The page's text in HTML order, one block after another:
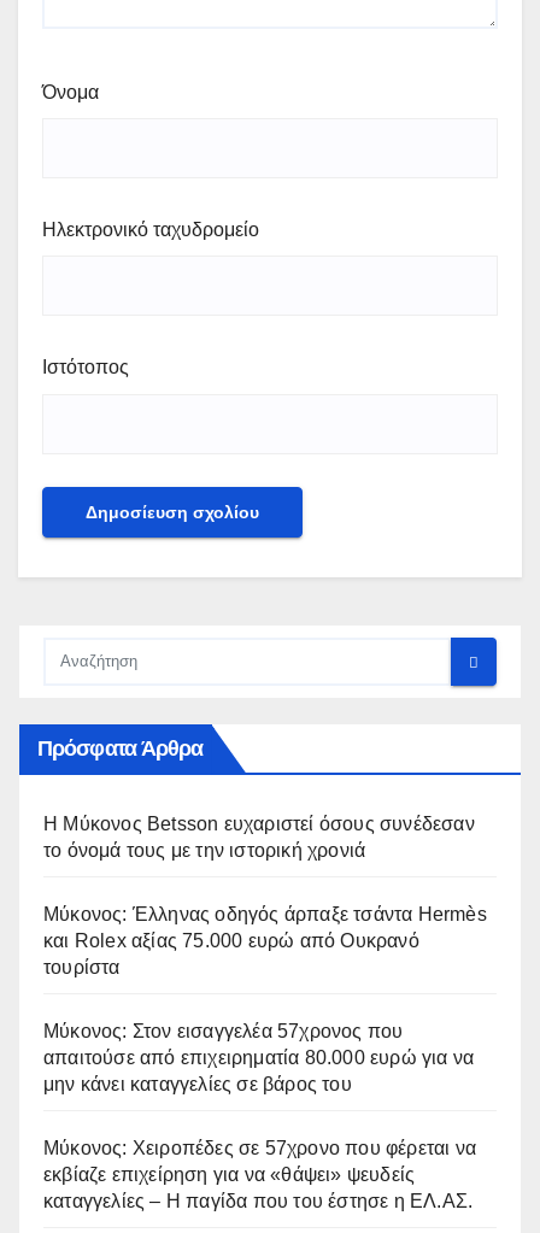
Όνομα
Ηλεκτρονικό ταχυδρομείο
Ιστότοπος
Πρόσφατα Άρθρα
Η Μύκονος Betsson ευχαριστεί όσους συνέδεσαν
το όνομά τους με την ιστορική χρονιά
Μύκονος: Έλληνας οδηγός άρπαξε τσάντα Hermès
και Rolex αξίας 75.000 ευρώ από Ουκρανό
τουρίστα
Μύκονος: Στον εισαγγελέα 57χρονος που
απαιτούσε από επιχειρηματία 80.000 ευρώ για να
μην κάνει καταγγελίες σε βάρος του
Μύκονος: Χειροπέδες σε 57χρονο που φέρεται να
εκβίαζε επιχείρηση για να «θάψει» ψευδείς
καταγγελίες – Η παγίδα που του έστησε η ΕΛ.ΑΣ.